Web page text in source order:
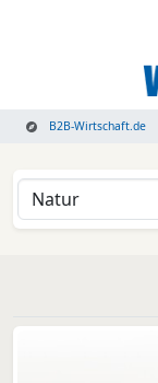
B2B-Wirtschaft.de